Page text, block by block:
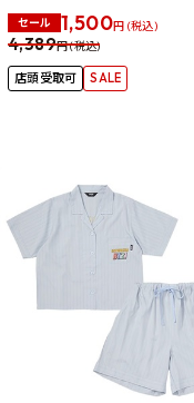
セール 1,500円 (税込)
4,389円 (税込)
店頭受取可 SALE